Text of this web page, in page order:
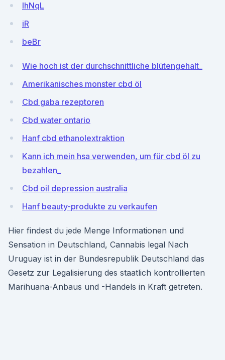
IhNqL
iR
beBr
Wie hoch ist der durchschnittliche blütengehalt_
Amerikanisches monster cbd öl
Cbd gaba rezeptoren
Cbd water ontario
Hanf cbd ethanolextraktion
Kann ich mein hsa verwenden, um für cbd öl zu
bezahlen_
Cbd oil depression australia
Hanf beauty-produkte zu verkaufen
Hier findest du jede Menge Informationen und
Sensation in Deutschland, Cannabis legal Nach
Uruguay ist in der Bundesrepublik Deutschland das
Gesetz zur Legalisierung des staatlich kontrollierten
Marihuana-Anbaus und -Handels in Kraft getreten.